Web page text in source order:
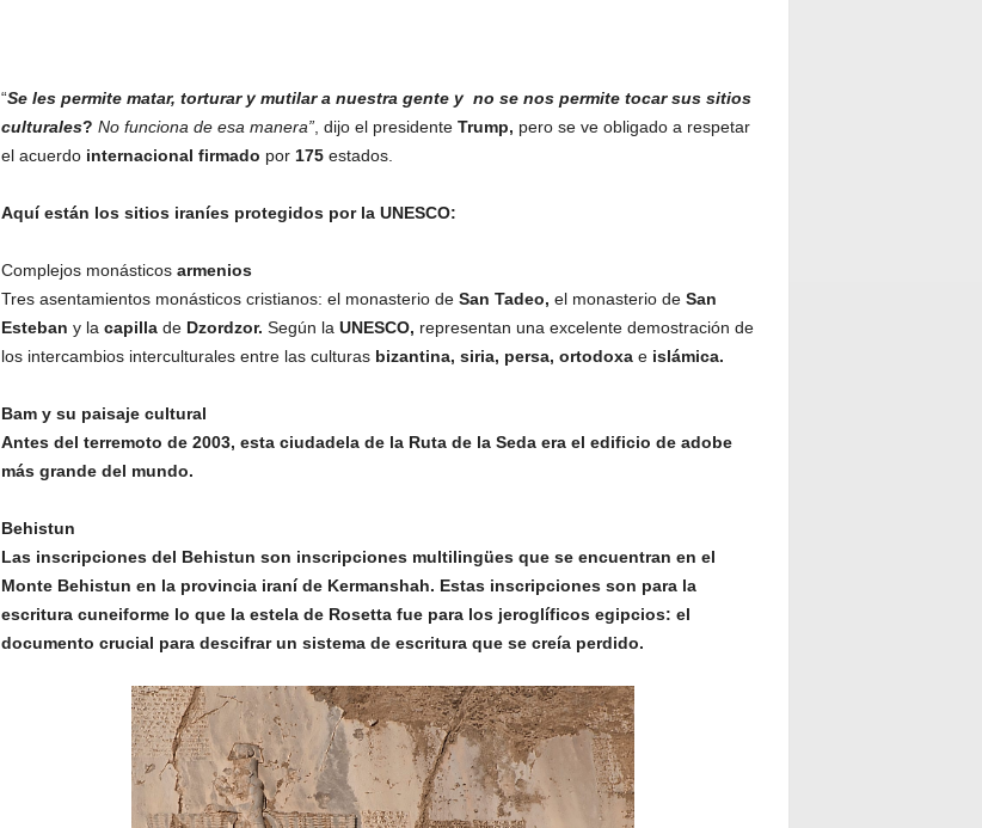
“Se les permite matar, torturar y mutilar a nuestra gente y no se nos permite tocar sus sitios
culturales? No funciona de esa manera”, dijo el presidente Trump, pero se ve obligado a respetar
el acuerdo internacional firmado por 175estados.
Aquí están los sitios iraníes protegidos por la UNESCO:
Complejos monásticos armenios
Tres asentamientos monásticos cristianos: el monasterio de San Tadeo, el monasterio de San
Esteban y la capillade Dzordzor. Según la UNESCO, representan una excelente demostración de
los intercambios interculturales entre las culturas bizantina, siria, persa, ortodoxae islámica.
Bam y su paisaje cultural
Antes del terremoto de 2003, esta ciudadela de la Ruta de la Seda era el edificio de adobe
más grande del mundo.
Behistun
Las inscripciones del Behistun son inscripciones multilingües que se encuentran en el
Monte Behistun en la provincia iraní de Kermanshah. Estas inscripciones son para la
escritura cuneiforme lo que la estela de Rosetta fue para los jeroglíficos egipcios: el
documento crucial para descifrar un sistema de escritura que se creía perdido.